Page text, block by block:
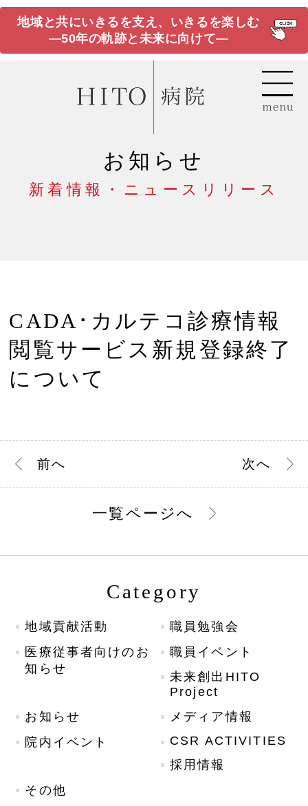
地域と共にいきるを支え、いきるを楽しむ
―50年の軌跡と未来に向けて―
お知らせ
新着情報・ニュースリリース
CADA･カルテコ診療情報
閲覧サービス新規登録終了
について
前へ 次へ
一覧ページへ
Category
地域貢献活動
職員勉強会
医療従事者向けのお
知らせ
職員イベント
未来創出HITO
Project
お知らせ
メディア情報
院内イベント
CSR ACTIVITIES
採用情報
その他